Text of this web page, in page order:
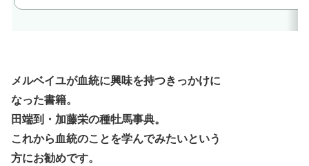
メルベイユが血統に興味を持つきっかけに
なった書籍。
田端到・加藤栄の種牡馬事典。
これから血統のことを学んでみたいという
方にお勧めです。